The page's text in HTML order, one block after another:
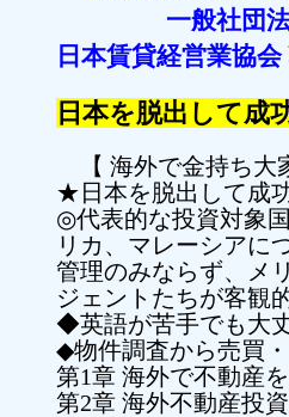
一般社団
日本賃貸経営業協会
日本を脱出して成
【 海外で金持ち大
★日本を脱出して成
◎代表的な投資対象
リカ、マレーシアに
管理のみならず、メ
ジェントたちが客観
◆英語が苦手でも大
◆物件調査から売買
第1章 海外で不動産
第2章 海外不動産投